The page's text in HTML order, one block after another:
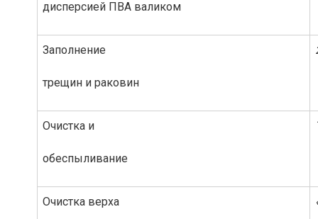
дисперсией ПВА валиком
Заполнение
трещин и раковин
Очистка и
обеспыливание
Очистка верха